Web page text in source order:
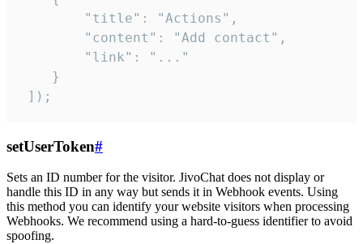
        "title": "Actions",
        "content": "Add contact",
        "link": "..."
    }
]);
setUserToken#
Sets an ID number for the visitor. JivoChat does not display or
handle this ID in any way but sends it in Webhook events. Using
this method you can identify your website visitors when processing
Webhooks. We recommend using a hard-to-guess identifier to avoid
spoofing.